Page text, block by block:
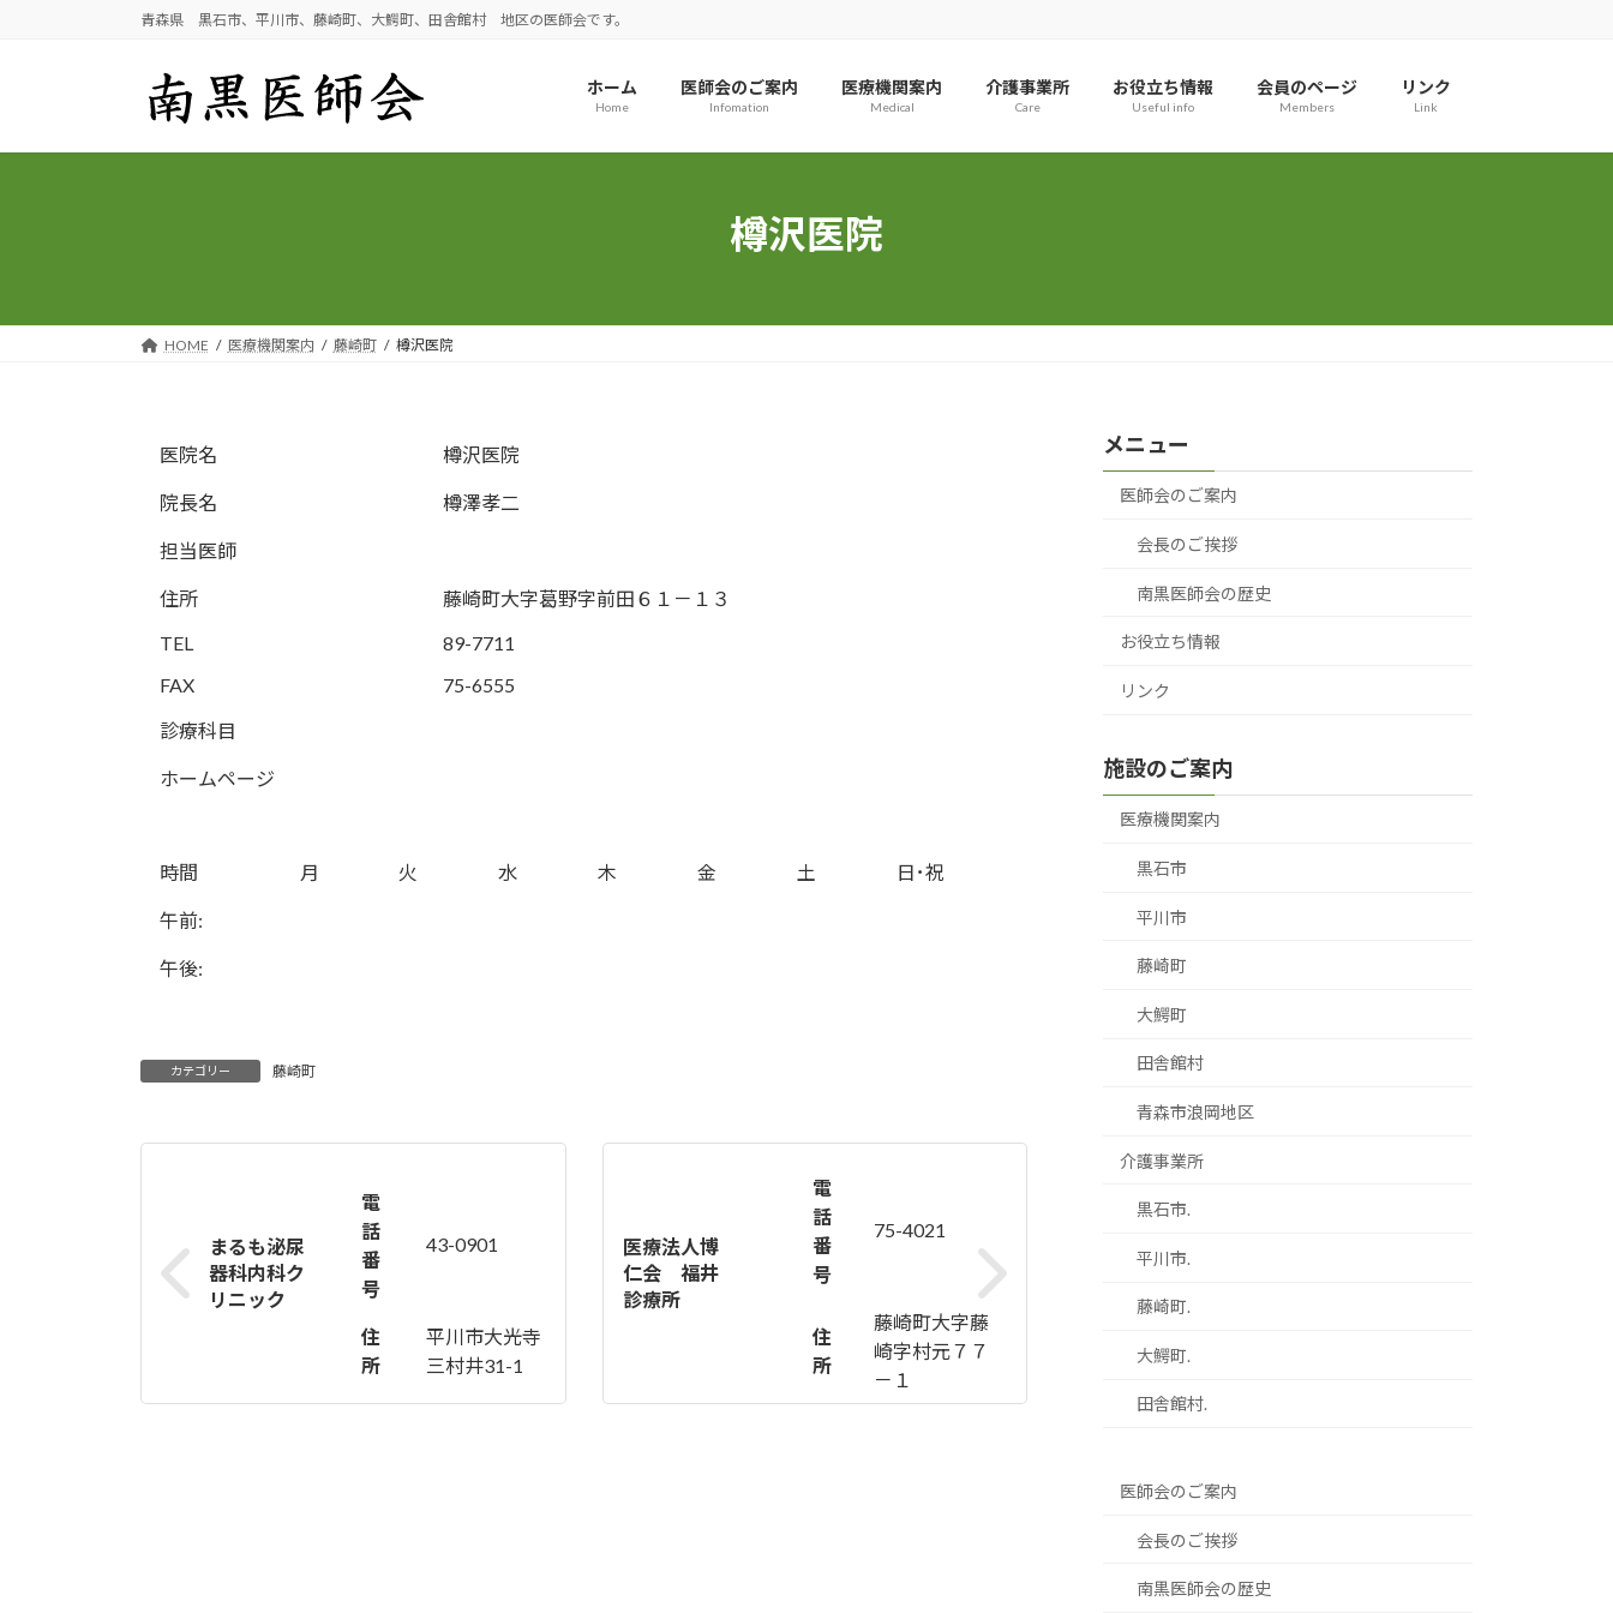
へ
ョ
青森県 黒石市、平川市、藤崎町、大鰐町、田舎館村 地区の医師会です。
ホーム
Home
医師会のご案内
Infomation
医療機関案内
Medical
介護事業所
Care
お役立ち情報
Useful info
会員のページ
Members
リンク
Link
樽沢医院
HOME 医療機関案内 藤崎町 樽沢医院
医院名 樽沢医院
院長名 樽澤孝二
担当医師
住所
藤崎町大字葛野字前田６１－１３
TEL
89-7711
FAX
75-6555
診療科目
ホームページ
時間 月 火 水 木 金 土 日･祝
午前:
午後:
カテゴリー 藤崎町
まるも泌尿
器科内科ク
リニック
電
話
番
号
43-0901
住
所
平川市大光寺
三村井31-1
医療法人博
仁会 福井
診療所
電
話
番
号
75-4021
住
所
藤崎町大字藤
崎字村元７７
－１
メニュー
医師会のご案内
会長のご挨拶
南黒医師会の歴史
お役立ち情報
リンク
施設のご案内
医療機関案内
黒石市
平川市
藤崎町
大鰐町
田舎館村
青森市浪岡地区
介護事業所
黒石市.
平川市.
藤崎町.
大鰐町.
田舎館村.
医師会のご案内
会長のご挨拶
南黒医師会の歴史